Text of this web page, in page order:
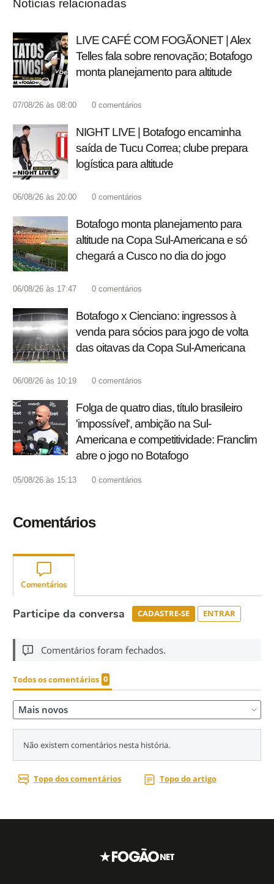
Notícias relacionadas
LIVE CAFÉ COM FOGÃONET | Alex
Telles fala sobre renovação; Botafogo
monta planejamento para altitude
07/08/26 às 08:00 0 comentários
NIGHT LIVE | Botafogo encaminha
saída de Tucu Correa; clube prepara
logística para altitude
06/08/26 às 20:00 0 comentários
Botafogo monta planejamento para
altitude na Copa Sul-Americana e só
chegará a Cusco no dia do jogo
06/08/26 às 17:47 0 comentários
Botafogo x Cienciano: ingressos à
venda para sócios para jogo de volta
das oitavas da Copa Sul-Americana
06/08/26 às 10:19 0 comentários
Folga de quatro dias, título brasileiro
'impossível', ambição na Sul-
Americana e competitividade: Franclim
abre o jogo no Botafogo
05/08/26 às 15:13 0 comentários
Comentários